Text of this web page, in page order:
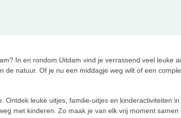
In en rondom Uitdam vind je verrassend veel leuke
de natuur. Of je nu een middagje weg wilt of een
Ontdek leuke uitjes, familie-uitjes en kinderactiviteiten
met kinderen. Zo maak je van elk vrij moment samen